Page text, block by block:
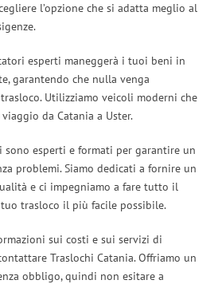
l’opzione che si adatta meglio al
esperti maneggerà i tuoi beni in
garantendo che nulla venga
Utilizziamo veicoli moderni che
da Catania a Uster.
esperti e formati per garantire un
problemi. Siamo dedicati a fornire un
e ci impegniamo a fare tutto il
trasloco il più facile possibile.
sui costi e sui servizi di
Traslochi Catania. Offriamo un
obbligo, quindi non esitare a